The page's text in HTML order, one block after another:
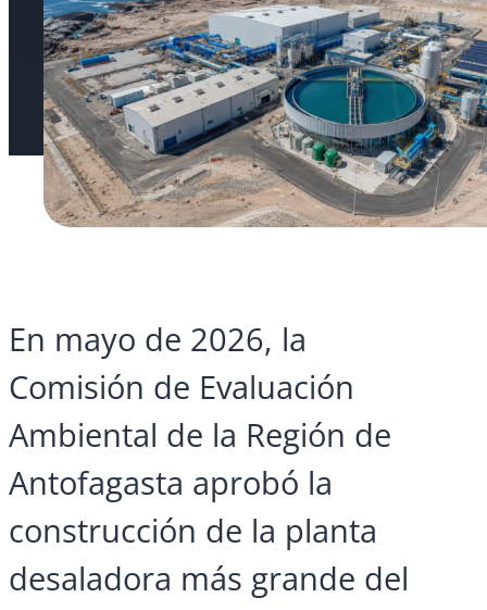
En mayo de 2026, la
Comisión de Evaluación
Ambiental de la Región de
Antofagasta aprobó la
construcción de la planta
desaladora más grande del